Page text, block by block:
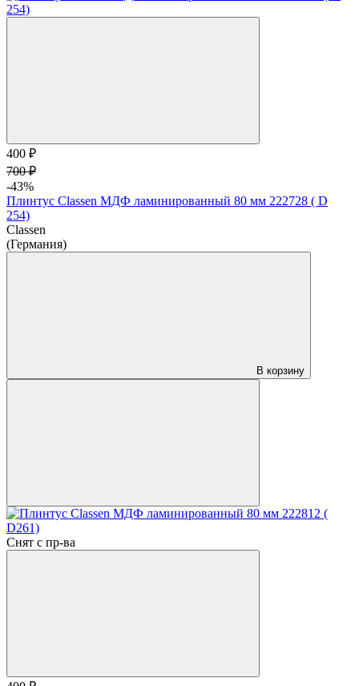
400 ₽
700 ₽
-43%
Плинтус Classen МДФ ламинированный 80 мм 222728 ( D
254)
Classen
(Германия)
В корзину
Снят с пр-ва